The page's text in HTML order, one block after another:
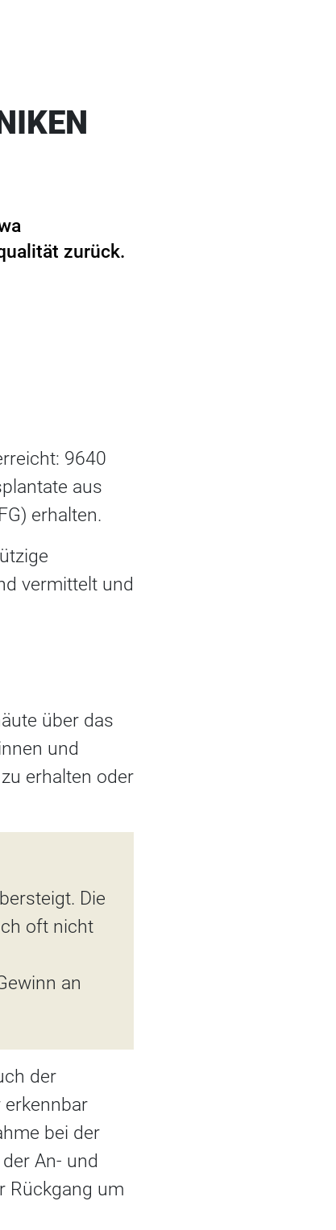
zurück.
9640
aus
erhalten.
vermittelt und
über das
und
zu erhalten oder
Die
oft nicht
an
der
erkennbar
bei der
An- und
Rückgang um